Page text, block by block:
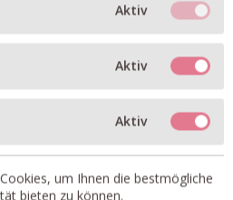
Aktiv
Aktiv
Aktiv
um Ihnen die bestmögliche
bieten zu können.